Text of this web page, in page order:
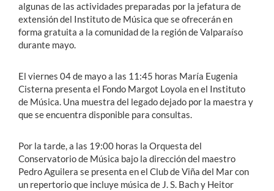
algunas de las actividades preparadas por la jefatura de
extensión del Instituto de Música que se ofrecerán en
forma gratuita a la comunidad de la región de Valparaíso
durante mayo.
El viernes 04 de mayo a las 11:45 horas María Eugenia
Cisterna presenta el Fondo Margot Loyola en el Instituto
de Música. Una muestra del legado dejado por la maestra y
que se encuentra disponible para consultas.
Por la tarde, a las 19:00 horas la Orquesta del
Conservatorio de Música bajo la dirección del maestro
Pedro Aguilera se presenta en el Club de Viña del Mar con
un repertorio que incluye música de J. S. Bach y Heitor